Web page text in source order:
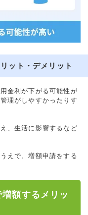
ット・デメリット
金利が下がる可能性が
理がしやすかったりす
、生活に影響するなど
えで、増額申請をする
額するメリッ